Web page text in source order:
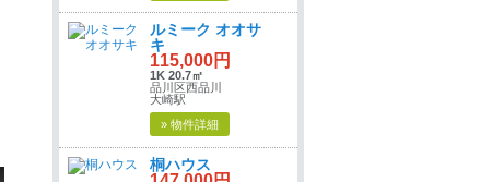
ルミーク オオサ
キ
115,000円
1K 20.7㎡
品川区西品川
大崎駅
» 物件詳細
桐ハウス